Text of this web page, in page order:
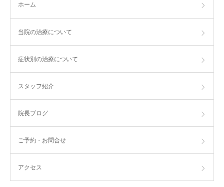
ホーム
当院の治療について
症状別の治療について
スタッフ紹介
院長ブログ
ご予約・お問合せ
アクセス